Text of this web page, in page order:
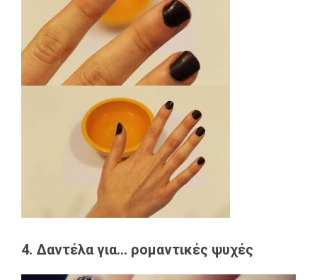
4. Δαντέλα για... ρομαντικές ψυχές